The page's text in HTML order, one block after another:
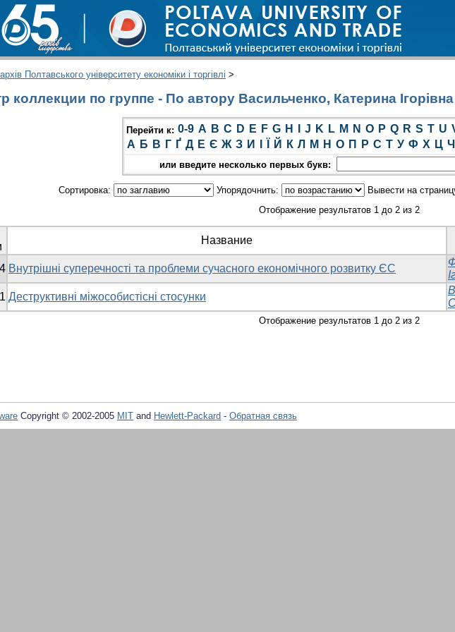
Полтавського університету економіки і торгівлі >
коллекции по группе - По автору Васильченко, Катерина Ігорівна
Перейти к: 0-9 A B C D E F G H J K L M N O P Q R S T U
А Б В Г Ґ Д Е Є Ж З И Й К Л М Н О П Р С Т У Ф Х Ц Ч
или введите несколько первых букв:
Сортировка: Упорядочнить: Вывести на
Отображение результатов 1 до 2 из 2
Название
Внутрішні суперечності та проблеми сучасного економічного розвитку ЄС
Деструктивні міжособистісні стосунки
Отображение результатов 1 до 2 из 2
Copyright © 2002-2005 MIT and Hewlett-Packard - Обратная связь